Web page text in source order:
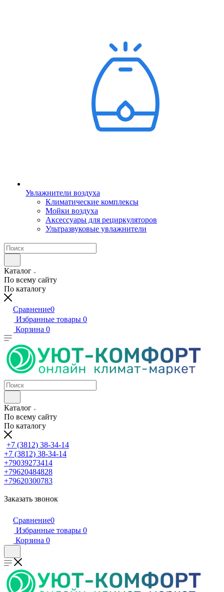
Увлажнители воздуха
Климатические комплексы
Мойки воздуха
Аксессуары для рециркуляторов
Ультразвуковые увлажнители
Каталог
По всему сайту
По каталогу
Сравнение0
Избранные товары 0
Корзина 0
Каталог
По всему сайту
По каталогу
+7 (3812) 38-34-14
+7 (3812) 38-34-14
+79039273414
+79620484828
+79620300783
Заказать звонок
Сравнение0
Избранные товары 0
Корзина 0